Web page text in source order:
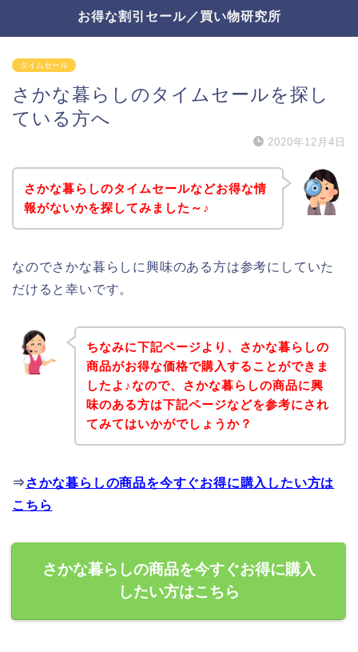
お得な割引セール／買い物研究所
タイムセール
さかな暮らしのタイムセールを探し
ている方へ
2020年12月4日
さかな暮らしのタイムセールなどお得な情
報がないかを探してみました～♪
なのでさかな暮らしに興味のある方は参考にしていた
だけると幸いです。
ちなみに下記ページより、さかな暮らしの
商品がお得な価格で購入することができま
したよ♪なので、さかな暮らしの商品に興
味のある方は下記ページなどを参考にされ
てみてはいかがでしょうか？
⇒ さかな暮らしの商品を今すぐお得に購入したい方は
こちら
さかな暮らしの商品を今すぐお得に購入
したい方はこちら